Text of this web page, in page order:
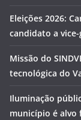
Eleições 2026:
candidato a
Missão do
tecnológica do
Iluminação
município é alvo